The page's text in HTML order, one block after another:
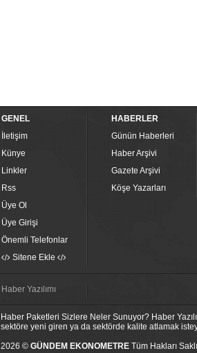
GENEL
İletişim
Künye
Linkler
Rss
Üye Ol
Üye Girişi
Önemli Telefonlar
Sitene Ekle
HABERLER
Günün Haberleri
Haber Arşivi
Gazete Arşivi
Köşe Yazarları
Haber Yazılımı
Haber Paketleri Sizlere Neler Sunuyor? Haber
sektöre yeni giren ya da sektörde kalite atlamak
2026 © GÜNDEM EKONOMETRE Tüm Hakları